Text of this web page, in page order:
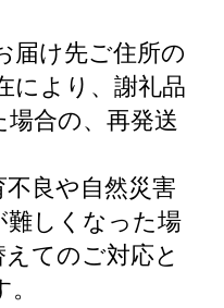
届け先ご住所の
により、謝礼品
合の、再発送
不良や自然災害
難しくなった場
てのご対応と